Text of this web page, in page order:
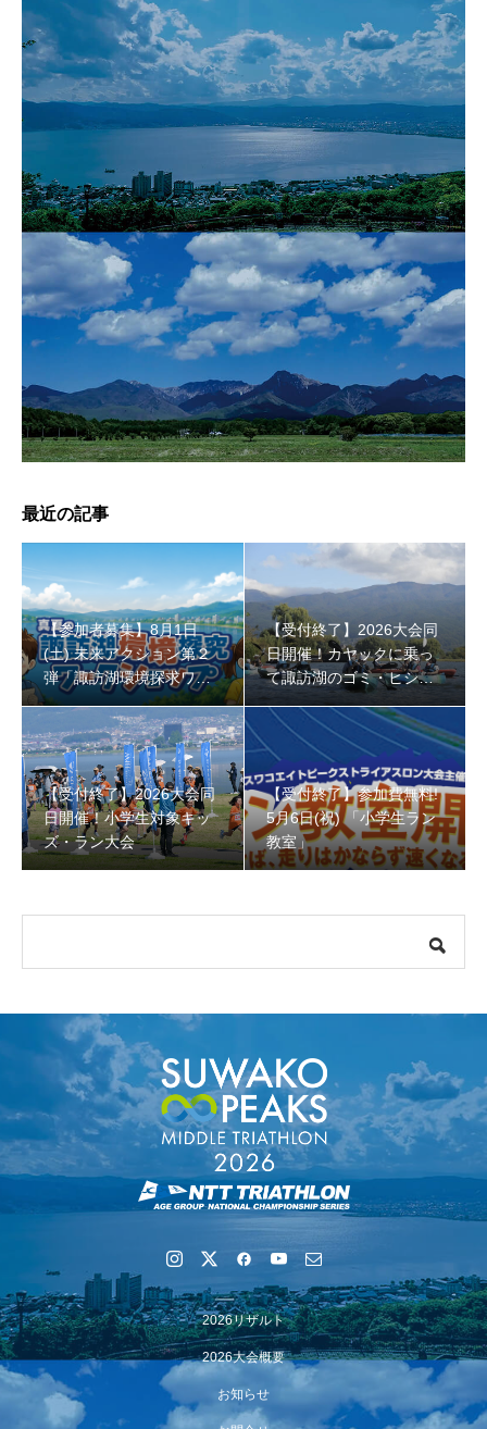
【受付終了】2026大会同日開催！小学生対象キッズ・ラ
ン大会
【受付終了】参加費無料! 5月6日(祝) 「小学生ラン教室」
【会議報告】諏訪地域６市町村連絡会議を開催しました
【イベント報告】Luminaオンラインガイドツアーが開催
されました
最近の記事
【参加者募集】8月1日
(土) 未来アクション第２
弾「諏訪湖環境探求ワー
クショップ」小学４年生
から！
【受付終了】2026大会同
日開催！カヤックに乗っ
て諏訪湖のゴミ・ヒシを
回収しよう！
【受付終了】2026大会同
日開催！小学生対象キッ
ズ・ラン大会
【受付終了】参加費無料!
5月6日(祝) 「小学生ラン
教室」
2026リザルト
2026大会概要
お知らせ